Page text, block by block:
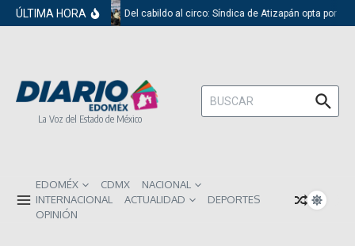
Saltar al contenido
ÚLTIMA HORA Del cabildo al circo: Síndica de Atizapán opta por el
La Voz del Estado de México
Buscar:
EDOMÉX CDMX
NACIONAL
INTERNACIONAL
ACTUALIDAD
DEPORTES
OPINIÓN